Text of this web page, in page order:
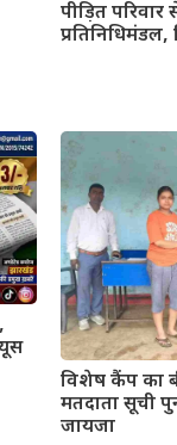
पीड़ित परिवार
विशेष कैंप का
मतदाता सूची
जायजा